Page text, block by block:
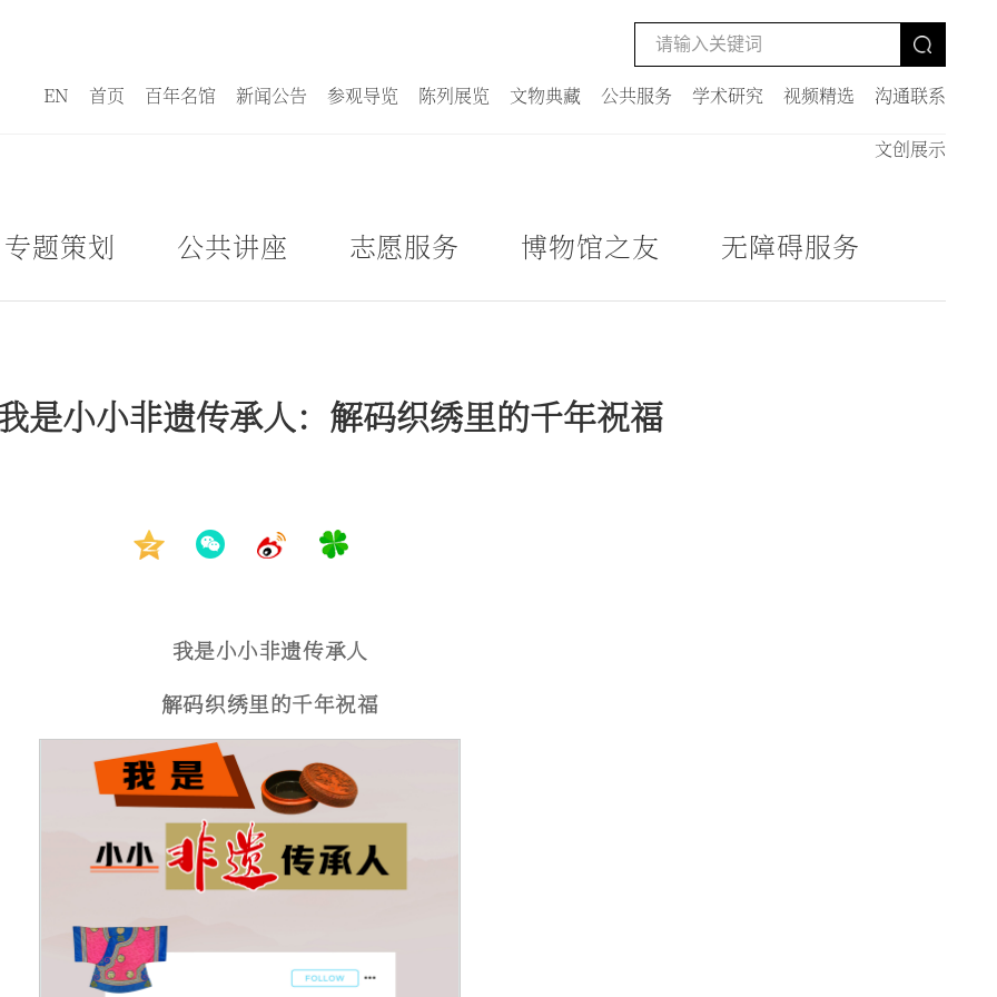
EN 首页 百年名馆 新闻公告 参观导览 陈列展览 文物典藏 公共服务 学术研究 视频精选 沟通联系
文创展示
专题策划 公共讲座 志愿服务 博物馆之友 无障碍服务
是小小非遗传承人：解码织绣里的千年祝福
我是小小非遗传承人
解码织绣里的千年祝福